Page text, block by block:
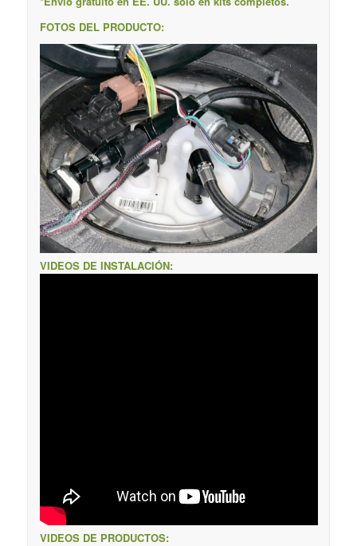
FOTOS DEL PRODUCTO:
VIDEOS DE INSTALACIÓN:
VIDEOS DE PRODUCTOS: